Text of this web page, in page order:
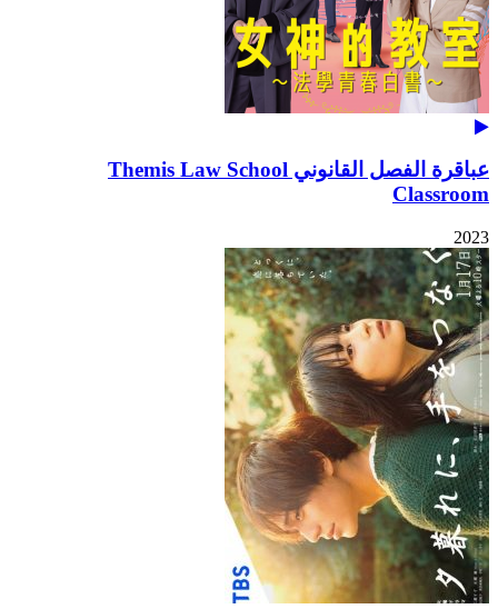
عباقرة الفصل القانوني Themis Law School
Classroom
2023